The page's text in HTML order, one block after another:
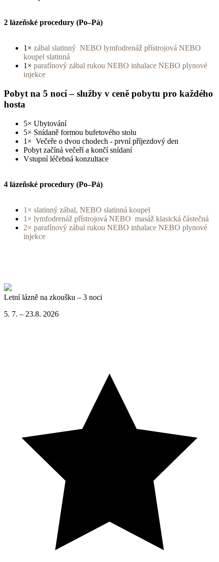
2 lázeňské procedury (Po–Pá)
1× zábal slatinný NEBO lymfodrenáž přístrojová NEBO
koupel slatinná
1× parafínový zábal rukou NEBO inhalace NEBO plynové
injekce
Pobyt na 5 nocí – služby v ceně pobytu pro každého
hosta
5× Ubytování
5× Snídaně formou bufetového stolu
1× Večeře o dvou chodech - první příjezdový den
Pobyt začíná večeří a končí snídaní
Vstupní léčebná konzultace
4 lázeňské procedury (Po–Pá)
1× slatinný zábal, NEBO slatinná koupel
1× lymfodrenáž přístrojová NEBO masáž klasická částečná
2× parafínový zábal rukou NEBO inhalace NEBO plynové
injekce
Letní lázně na zkoušku – 3 noci
5. 7. – 23.8. 2026